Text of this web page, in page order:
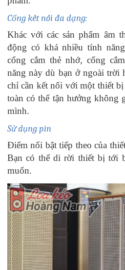
Cổng kết nối đa dạng:
Khác với các sản phẩm âm
động có khá nhiều tính
cổng cắm thẻ nhớ, cổng
năng này dù bạn ở ngoài trời
chỉ cần kết nối với một thiết bị
toàn có thể tận hưởng không
mình.
Sử dụng pin
Điểm nổi bật tiếp theo của
Bạn có thể di rời thiết bị tới
muốn.